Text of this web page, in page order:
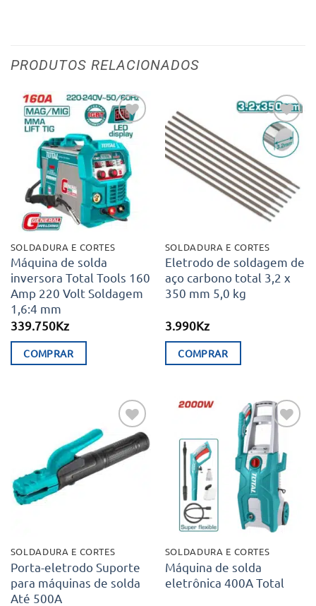
PRODUTOS RELACIONADOS
Adicionar
aos meus
desejos
SOLDADURA E CORTES
Máquina de solda
inversora Total Tools 160
Amp 220 Volt Soldagem
1,6:4 mm
339.750Kz
COMPRAR
Adicionar
aos meus
desejos
SOLDADURA E CORTES
Eletrodo de soldagem de
aço carbono total 3,2 x
350 mm 5,0 kg
3.990Kz
COMPRAR
Adicionar
aos meus
desejos
SOLDADURA E CORTES
Porta-eletrodo Suporte
para máquinas de solda
Até 500A
Adicionar
aos meus
desejos
SOLDADURA E CORTES
Máquina de solda
eletrônica 400A Total